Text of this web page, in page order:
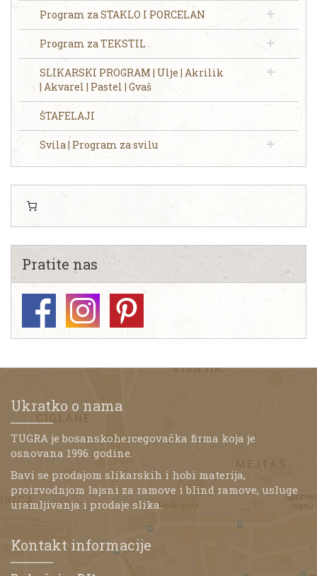
Program za STAKLO I PORCELAN
Program za TEKSTIL
SLIKARSKI PROGRAM | Ulje | Akrilik
| Akvarel | Pastel | Gvaš
ŠTAFELAJI
Svila | Program za svilu
Pratite nas
Ukratko o nama
TUGRA je bosanskohercegovačka firma koja je
osnovana 1996. godine.
Bavi se prodajom slikarskih i hobi materija,
proizvodnjom lajsni za ramove i blind ramove, usluge
uramljivanja i prodaje slika.
Kontakt informacije